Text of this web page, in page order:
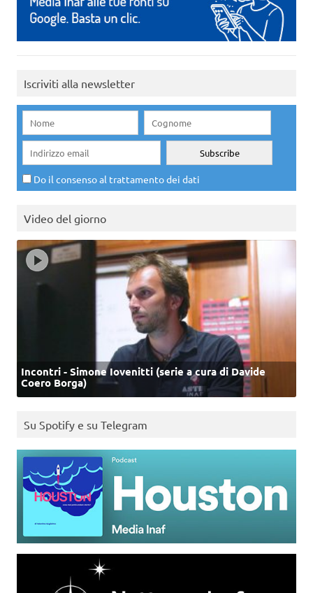
Iscriviti alla newsletter
Do il consenso al trattamento dei dati
Video del giorno
Incontri - Simone Iovenitti (serie a cura di Davide
Coero Borga)
Su Spotify e su Telegram